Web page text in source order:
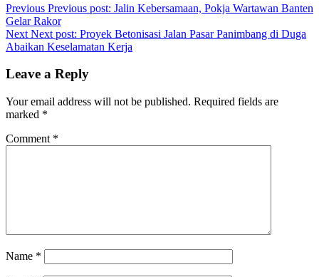
Previous Previous post: Jalin Kebersamaan, Pokja Wartawan Banten
Gelar Rakor
Next Next post: Proyek Betonisasi Jalan Pasar Panimbang di Duga
Abaikan Keselamatan Kerja
Leave a Reply
Your email address will not be published. Required fields are
marked *
Comment *
Name *